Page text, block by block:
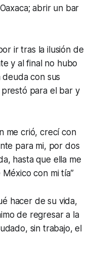
abrir un bar
ir tras la ilusión de
y al final no hubo
con sus
para el bar y
me crió, crecí con
para mi, por dos
hasta que ella me
con mi tía”
hacer de su vida,
de regresar a la
sin trabajo, el